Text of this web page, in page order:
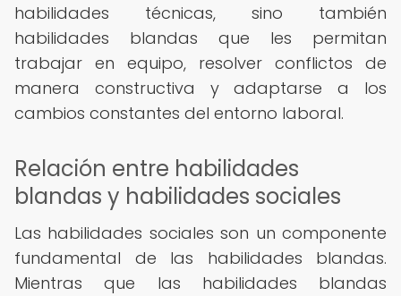
habilidades técnicas, sino también
habilidades blandas que les permitan
trabajar en equipo, resolver conflictos de
manera constructiva y adaptarse a los
cambios constantes del entorno laboral.
Relación entre habilidades
blandas y habilidades sociales
Las habilidades sociales son un componente
fundamental de las habilidades blandas.
Mientras que las habilidades blandas